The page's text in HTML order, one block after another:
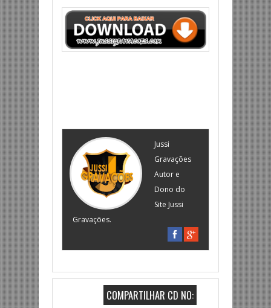
Jussi
Gravações
Autor e
Dono do
Site Jussi
Gravações.
COMPARTILHAR CD NO: